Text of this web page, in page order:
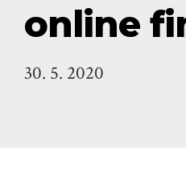
online
30. 5. 2020